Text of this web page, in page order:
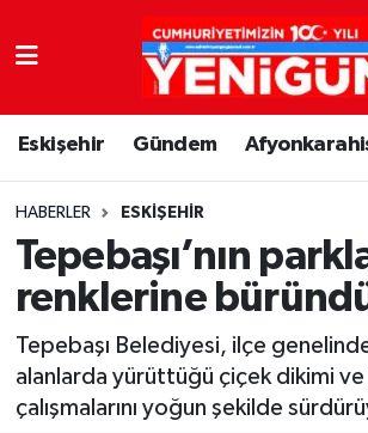
Eskişehir Gündem
HABERLER ESKIŞEHIR
Tepebaşı’nın
renklerine
Tepebaşı Belediyesi, ilçe
alanlarda yürüttüğü çiçek dikimi
çalışmalarını yoğun şekilde
Nöbetçi Eczaneler
Hava Durumu
Trafik Durumu
Süper Lig Puan Durumu ve
Tüm Manşetler
Son Dakika Haberleri